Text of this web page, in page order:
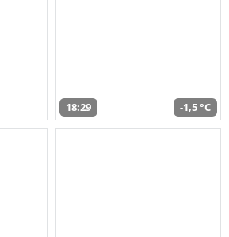
18:29 -1,5 °C